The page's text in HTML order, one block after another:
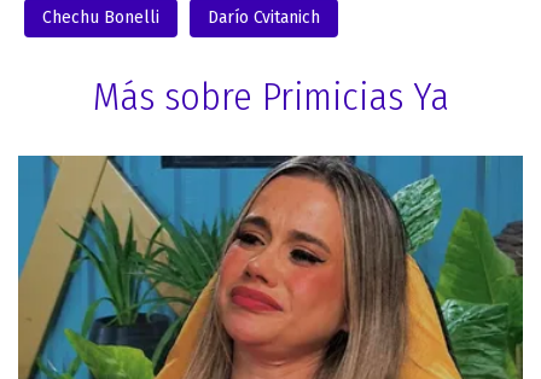
Chechu Bonelli Darío Cvitanich
Más sobre Primicias Ya